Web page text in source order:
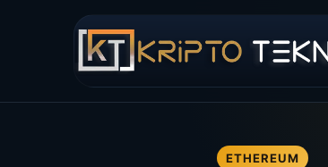
ETHEREUM